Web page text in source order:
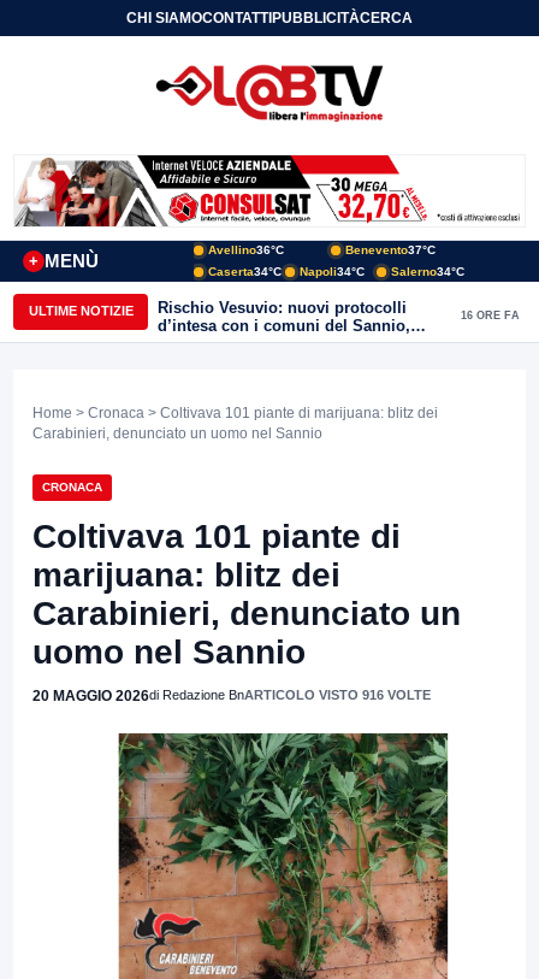
CHI SIAMOCONTATTIPUBBLICITÀCERCA
MENÙ
+
Avellino36°C Benevento37°C
Caserta34°C Napoli34°C Salerno34°C
ULTIME NOTIZIE
Rischio Vesuvio: nuovi protocolli
d’intesa con i comuni del Sannio,
firmato il protocollo con Arpaise
16 ORE FA
Home > Cronaca > Coltivava 101 piante di marijuana: blitz dei
Carabinieri, denunciato un uomo nel Sannio
CRONACA
Coltivava 101 piante di
marijuana: blitz dei
Carabinieri, denunciato un
uomo nel Sannio
20 MAGGIO 2026di Redazione BnARTICOLO VISTO 916 VOLTE